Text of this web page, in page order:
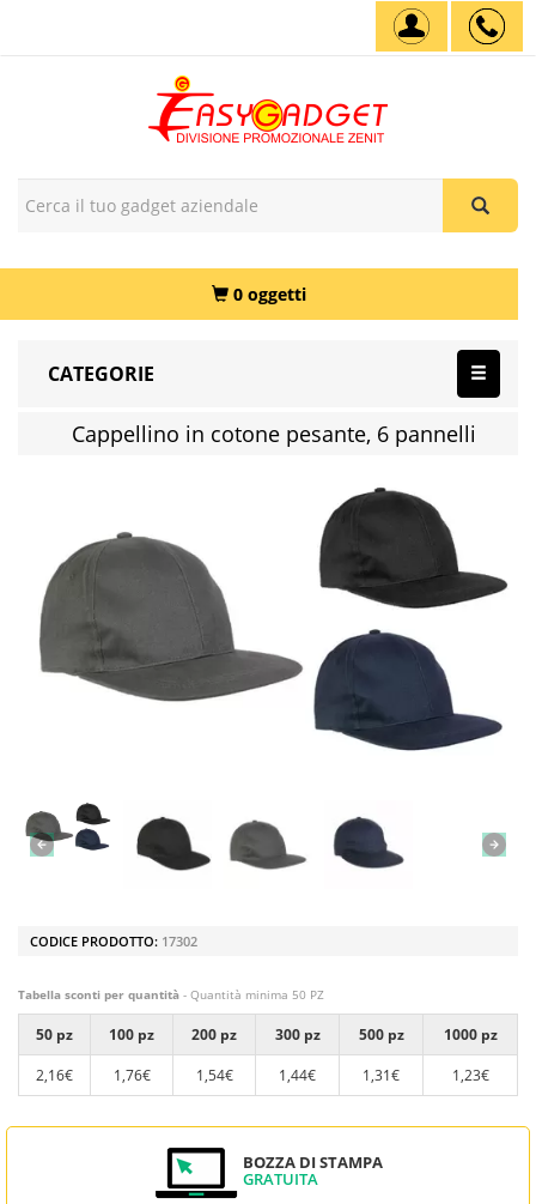
0 oggetti
CATEGORIE
Cappellino in cotone pesante, 6 pannelli
CODICE PRODOTTO: 17302
Tabella sconti per quantità - Quantità minima 50 PZ
50 pz 100 pz 200 pz 300 pz 500 pz
1000 pz
2,16€
1,76€ 1,54€ 1,44€ 1,31€ 1,23€
BOZZA DI STAMPA
GRATUITA